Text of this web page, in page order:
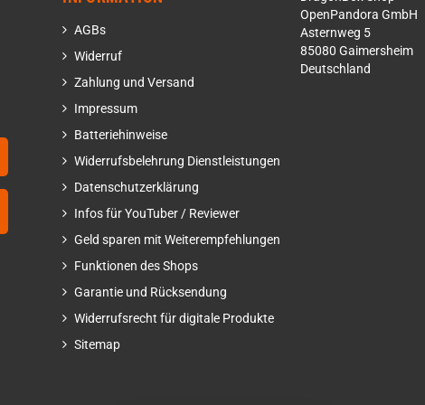
AGBs
Widerruf
Zahlung und Versand
Impressum
Batteriehinweise
Widerrufsbelehrung Dienstleistungen
Datenschutzerklärung
Infos für YouTuber / Reviewer
Geld sparen mit Weiterempfehlungen
Funktionen des Shops
Garantie und Rücksendung
Widerrufsrecht für digitale Produkte
Sitemap
OpenPandora GmbH
Asternweg 5
85080 Gaimersheim
Deutschland